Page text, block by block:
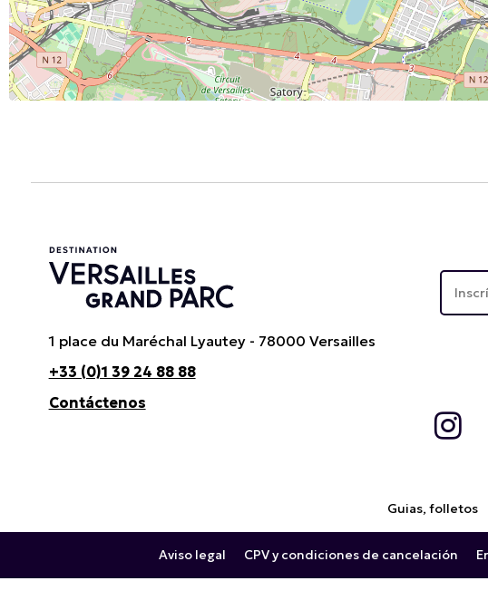
1 place du Maréchal Lyautey - 78000 Versailles
+33 (0)1 39 24 88 88
Contáctenos
Guias, folletos
Aviso legal CPV y condiciones de cancelación